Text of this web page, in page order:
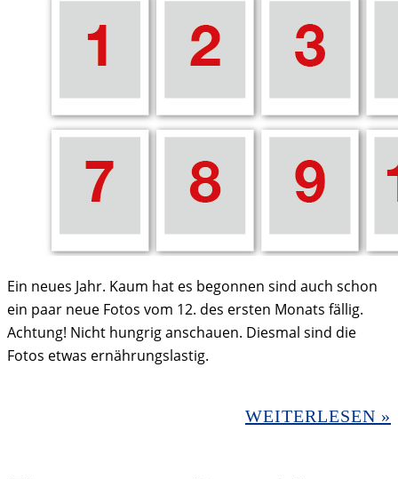
Ein neues Jahr. Kaum hat es begonnen sind auch schon
ein paar neue Fotos vom 12. des ersten Monats fällig.
Achtung! Nicht hungrig anschauen. Diesmal sind die
Fotos etwas ernährungslastig.
WEITERLESEN »